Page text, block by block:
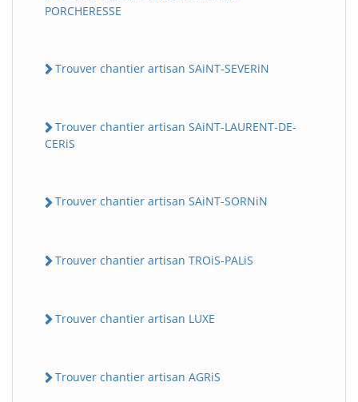
PORCHERESSE
Trouver chantier artisan SAiNT-SEVERiN
Trouver chantier artisan SAiNT-LAURENT-DE-
CERiS
Trouver chantier artisan SAiNT-SORNiN
Trouver chantier artisan TROiS-PALiS
Trouver chantier artisan LUXE
Trouver chantier artisan AGRiS